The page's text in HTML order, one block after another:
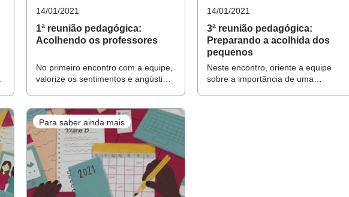
mesmo dentro da mesma secretaria de ensino, e por isso é importante
aproveitar da melhor forma o planejamento.
COM A EQUIPE COMO SERÁ A AVALIAÇÃO DO TRABALHO COM
AS CRIANÇAS
14/01/2021
1ª reunião pedagógica:
Acolhendo os professores
No primeiro encontro com a equipe,
valorize os sentimentos e angústias
contingência da escola em meio à
pandemia
14/01/2021
3ª reunião pedagógica:
Preparando a acolhida dos
pequenos
Neste encontro, oriente a equipe
sobre a importância de uma
Para saber ainda mais